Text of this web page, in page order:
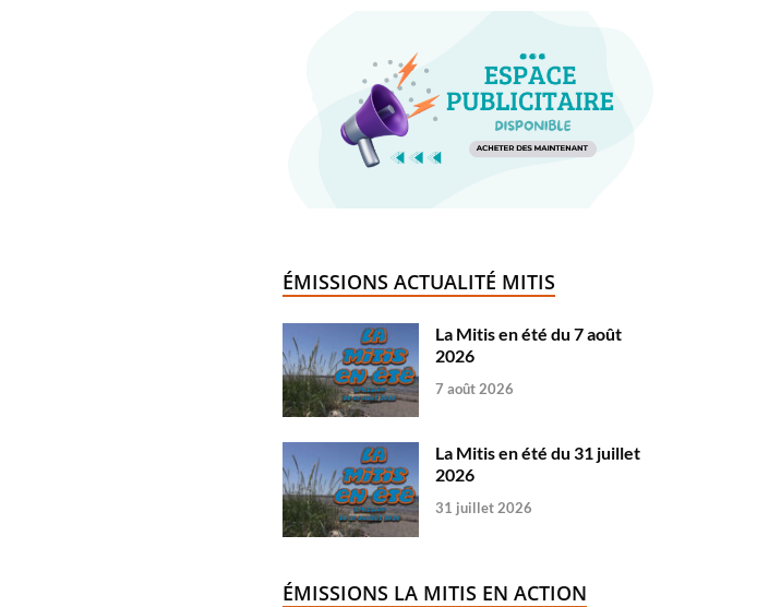
ÉMISSIONS ACTUALITÉ MITIS
La Mitis en été du 7 août
2026
7 août 2026
La Mitis en été du 31 juillet
2026
31 juillet 2026
ÉMISSIONS LA MITIS EN ACTION